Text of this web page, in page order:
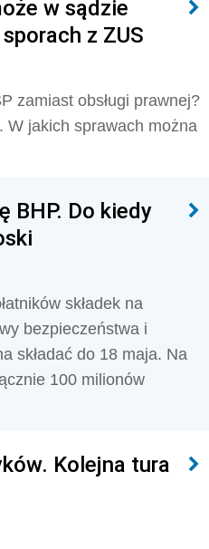
w sądzie
z ZUS
zamiast obsługi prawnej?
W jakich sprawach można
BHP. Do kiedy
składek na
bezpieczeństwa i
składać do 18 maja. Na
100 milionów
Kolejna tura